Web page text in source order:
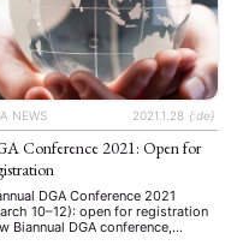
NEWS 2021.1.28 {:de}
Conference 2021: Open for
DGA Conference 2021
10–12): open for registration
Biannual DGA conference,